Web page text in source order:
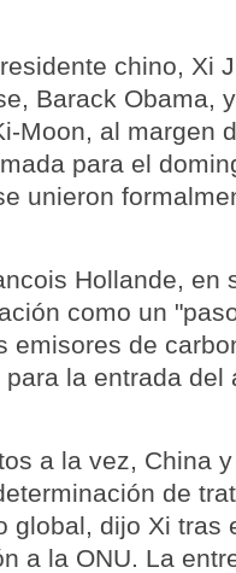
chino, Xi
Barack Obama,
Moon, al margen
para el
unieron
Hollande, en
como un
emisores de
la entrada del
a la vez, China
de
global, dijo Xi tras
a la ONU. La